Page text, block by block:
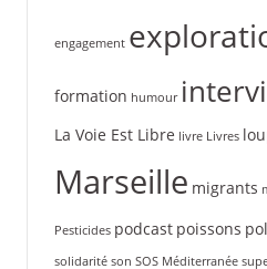
engagement
formation humour
La Voie Est Libre livre Livres
Marseille migrants
Pesticides podcast poissons
solidarité son SOS Méditerranée